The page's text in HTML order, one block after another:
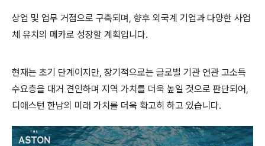
상업 및 업무 거점으로 구축되며, 향후 외국계 기업과 다양한 사업
체 유치의 메카로 성장할 계획입니다.
현재는 초기 단계이지만, 장기적으로는 글로벌 기관 연관 고소득
수요층을 대거 견인하며 지역 가치를 더욱 높일 것으로 판단되어,
디애스턴 한남의 미래 가치를 더욱 확고히 하고 있습니다.